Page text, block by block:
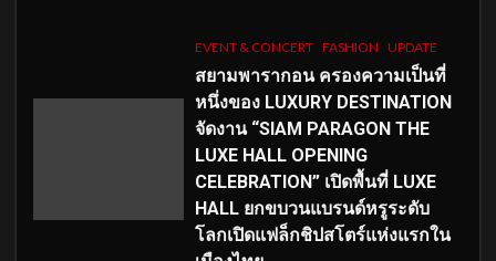
EVENT & CONCERT FASHION UPDATE
สยามพารากอน ครองความเป็นที่
หนึ่งของ LUXURY DESTINATION
จัดงาน “SIAM PARAGON THE
LUXE HALL OPENING
CELEBRATION” เปิดพื้นที่ LUXE
HALL ยกขบวนแบรนด์หรูระดับ
โลกเปิดแฟล็กชิปสโตร์แห่งแรกใน